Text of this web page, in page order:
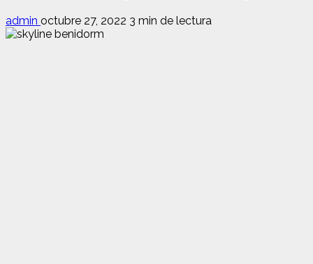
admin octubre 27, 2022 3 min de lectura